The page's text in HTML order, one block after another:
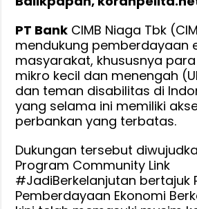
Niaga
UMKM
Timur
melalui
Musim
Ketiga,
Luluskan
PT Bank CIMB Niaga Tbk
mendukung pemberdayaan
masyarakat, khususnya
mikro kecil dan menengah
dan teman disabilitas di
yang selama ini memiliki
perbankan yang terbatas.
Dukungan tersebut
Program Community Link
#JadiBerkelanjutan bertajuk
Pemberdayaan Ekonomi